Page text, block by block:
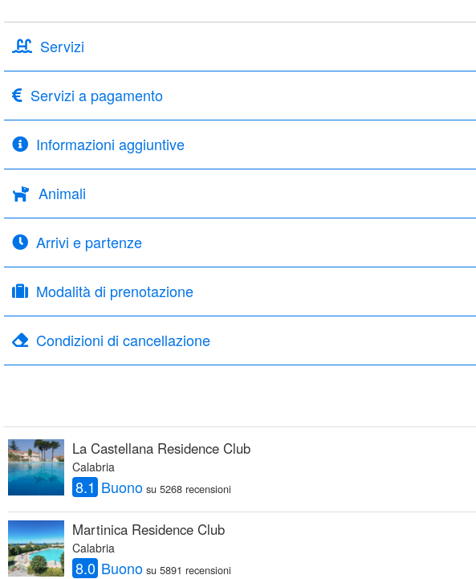
Servizi
Servizi a pagamento
Informazioni aggiuntive
Animali
Arrivi e partenze
Modalità di prenotazione
Condizioni di cancellazione
La Castellana Residence Club
Calabria
8.1 Buono su 5268 recensioni
Martinica Residence Club
Calabria
8.0 Buono su 5891 recensioni